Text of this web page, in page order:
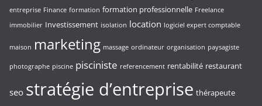
entreprise Finance formation formation professionnelle Freelance
immobilier Investissement isolation location logiciel expert comptable
maison marketing massage ordinateur organisation paysagiste
photographe piscine pisciniste referencement rentabilité restaurant
seo stratégie d’entreprise thérapeute